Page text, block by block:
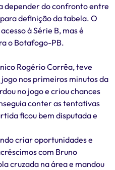
depender do confronto entre
definição da tabela. O
à Série B, mas é
o Botafogo-PB.
Rogério Corrêa, teve
nos primeiros minutos da
no jogo e criou chances
conter as tentativas
ficou bem disputada e
criar oportunidades e
com Bruno
cruzada na área e mandou